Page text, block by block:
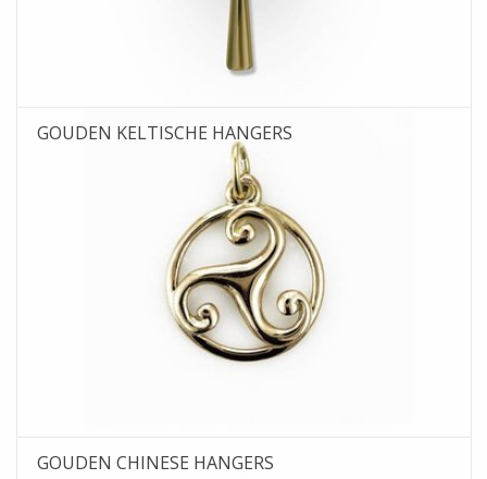
GOUDEN KELTISCHE HANGERS
GOUDEN CHINESE HANGERS